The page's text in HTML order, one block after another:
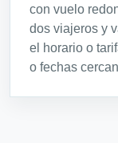
con vuelo
dos viajeros y
el horario o
o fechas